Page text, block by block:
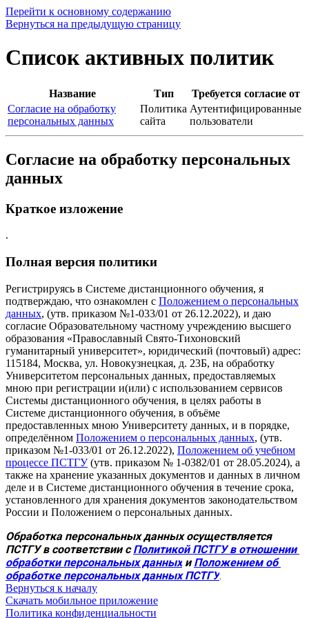
Перейти к основному содержанию
Вернуться на предыдущую страницу
Список активных политик
Название Тип
Требуется согласие от
Согласие на обработку
персональных данных
Политика
сайта
Аутентифицированные
пользователи
Согласие на обработку персональных
данных
Краткое изложение
.
Полная версия политики
Регистрируясь в Системе дистанционного обучения, я
подтверждаю, что ознакомлен с Положением о персональных
данных, (утв. приказом №1-033/01 от 26.12.2022), и даю
согласие Образовательному частному учреждению высшего
образования «Православный Свято-Тихоновский
гуманитарный университет», юридический (почтовый) адрес:
115184, Москва, ул. Новокузнецкая, д. 23Б, на обработку
Университетом персональных данных, предоставляемых
мною при регистрации и(или) с использованием сервисов
Системы дистанционного обучения, в целях работы в
Системе дистанционного обучения, в объёме
предоставленных мною Университету данных, и в порядке,
определённом Положением о персональных данных, (утв.
приказом №1-033/01 от 26.12.2022), Положением об учебном
процессе ПСТГУ(утв. приказом № 1-0382/01 от 28.05.2024), а
также на хранение указанных документов и данных в личном
деле и в Системе дистанционного обучения в течение срока,
установленного для хранения документов законодательством
России и Положением о персональных данных.
Обработка персональных данных осуществляется
ПСТГУ в соответствии с Политикой ПСТГУ в отношении
обработки персональных данных и Положением об
обработке персональных данных ПСТГУ.
Вернуться к началу
Скачать мобильное приложение
Политика конфиденциальности